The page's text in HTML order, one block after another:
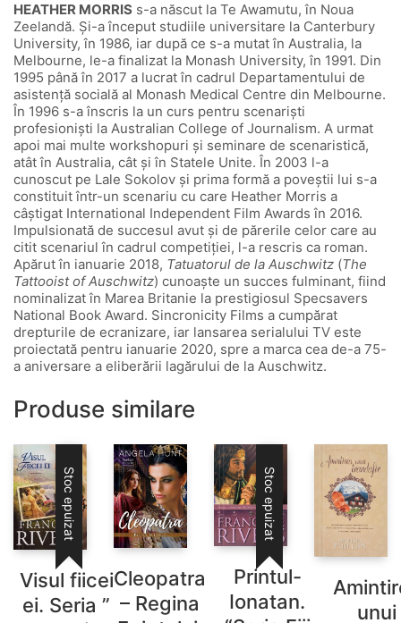
HEATHER MORRIS s-a născut la Te Awamutu, în Noua
Zeelandă. Și-a început studiile universitare la Canterbury
University, în 1986, iar după ce s-a mutat în Australia, la
Melbourne, le-a finalizat la Monash University, în 1991. Din
1995 până în 2017 a lucrat în cadrul Departamentului de
asistență socială al Monash Medical Centre din Melbourne.
În 1996 s-a înscris la un curs pentru scenariști
profesioniști la Australian College of Journalism. A urmat
apoi mai multe workshopuri și seminare de scenaristică,
atât în Australia, cât și în Statele Unite. În 2003 l-a
cunoscut pe Lale Sokolov și prima formă a poveștii lui s-a
constituit într-un scenariu cu care Heather Morris a
câștigat International Independent Film Awards în 2016.
Impulsionată de succesul avut și de părerile celor care au
citit scenariul în cadrul competiției, l-a rescris ca roman.
Apărut în ianuarie 2018, Tatuatorul de la Auschwitz (The
Tattooist of Auschwitz) cunoaște un succes fulminant, fiind
nominalizat în Marea Britanie la prestigiosul Specsavers
National Book Award. Sincronicity Films a cumpărat
drepturile de ecranizare, iar lansarea serialului TV este
proiectată pentru ianuarie 2020, spre a marca cea de-a 75-
a aniversare a eliberării lagărului de la Auschwitz.
Produse similare
Stoc epuizat
Visul fiicei
ei. Seria ”
Cleopatra
– Regina
Stoc epuizat
Printul-
Ionatan.
unui